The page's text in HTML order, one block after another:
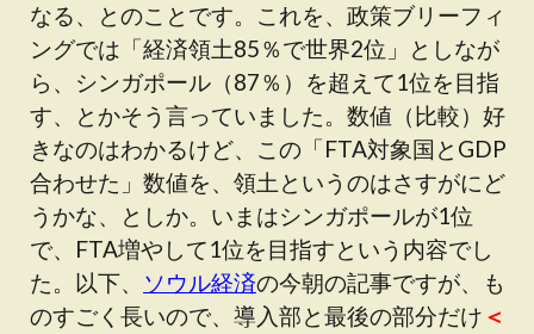
なる、とのことです。これを、政策ブリーフィ
ングでは「経済領土85％で世界2位」としなが
ら、シンガポール（87％）を超えて1位を目指
す、とかそう言っていました。数値（比較）好
きなのはわかるけど、この「FTA対象国とGDP
合わせた」数値を、領土というのはさすがにど
うかな、としか。いまはシンガポールが1位
で、FTA増やして1位を目指すという内容でし
た。以下、 ソウル経済の今朝の記事ですが、も
のすごく長いので、導入部と最後の部分だけ ＜